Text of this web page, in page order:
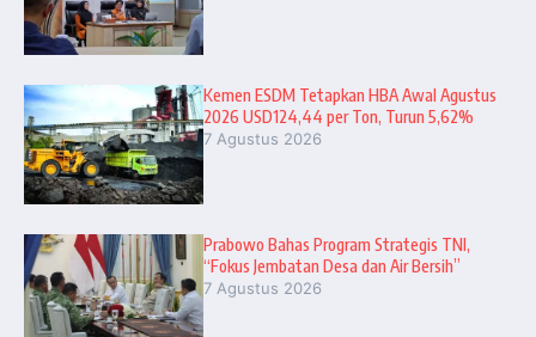
Kemen ESDM Tetapkan HBA Awal Agustus
2026 USD124,44 per Ton, Turun 5,62%
7 Agustus 2026
Prabowo Bahas Program Strategis TNI,
“Fokus Jembatan Desa dan Air Bersih”
7 Agustus 2026